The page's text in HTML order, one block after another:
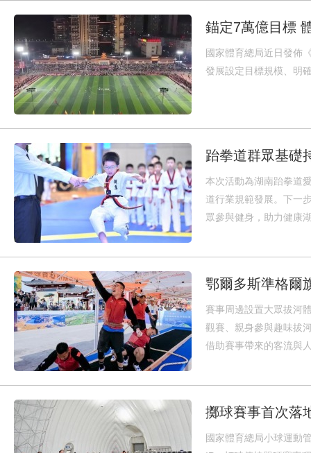
錨定7萬億目標
國家體育總局近日發佈
發展設定目標規模、明
跆拳道群眾基礎
本次活動為湖南跆拳道
道行業規範發展。下一
眾參與健身，助力健康
鄂爾多斯準格爾
賽事周邊設置大眾拔河
觀賽、親身參與趣味拔
借助賽事帶來的客流與
擲球賽事首次落
國家體育總局小球運動